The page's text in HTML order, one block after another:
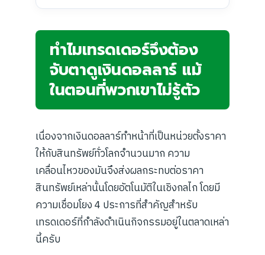
ทำไมเทรดเดอร์จึงต้อง
จับตาดูเงินดอลลาร์ แม้
ในตอนที่พวกเขาไม่รู้ตัว
เนื่องจากเงินดอลลาร์ทำหน้าที่เป็นหน่วยตั้งราคา
ให้กับสินทรัพย์ทั่วโลกจำนวนมาก ความ
เคลื่อนไหวของมันจึงส่งผลกระทบต่อราคา
สินทรัพย์เหล่านั้นโดยอัตโนมัติในเชิงกลไก โดยมี
ความเชื่อมโยง 4 ประการที่สำคัญสำหรับ
เทรดเดอร์ที่กำลังดำเนินกิจกรรมอยู่ในตลาดเหล่า
นี้ครับ